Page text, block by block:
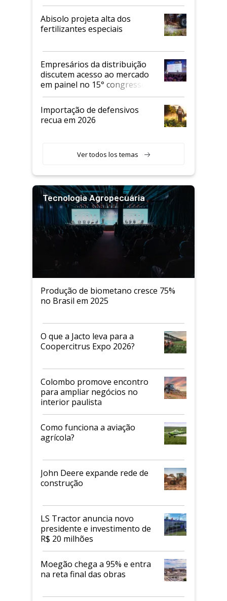
Abisolo projeta alta dos
fertilizantes especiais
Empresários da distribuição
discutem acesso ao mercado
em painel no 15° congresso
Andav
Importação de defensivos
recua em 2026
Ver todos los temas
Tecnologia Agropecuária
Produção de biometano cresce 75%
no Brasil em 2025
O que a Jacto leva para a
Coopercitrus Expo 2026?
Colombo promove encontro
para ampliar negócios no
interior paulista
Como funciona a aviação
agrícola?
John Deere expande rede de
construção
LS Tractor anuncia novo
presidente e investimento de
R$ 20 milhões
Moegão chega a 95% e entra
na reta final das obras